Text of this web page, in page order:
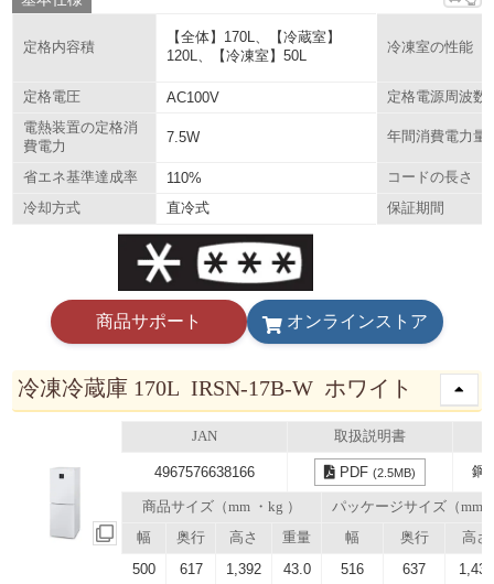
定格内容積
【全体】170L、【冷蔵室】
120L、【冷凍室】50L
冷凍室の性能
定格電圧 AC100V
定格電源周波数
電熱装置の定格消
費電力
7.5W 年間消費電力量
省エネ基準達成率 110%
コードの長さ
冷却方式
直冷式 保証期間
商品サポート オンラインストア
冷凍冷蔵庫 170L IRSN-17B-W ホワイト
JAN 取扱説明書
4967576638166 PDF(2.5MB) 鋼
商品サイズ（mm ・kg ）
パッケージサイズ（mm
幅
奥行 高さ 重量 幅 奥行 高さ
500 617 1,392 43.0 516 637 1,439